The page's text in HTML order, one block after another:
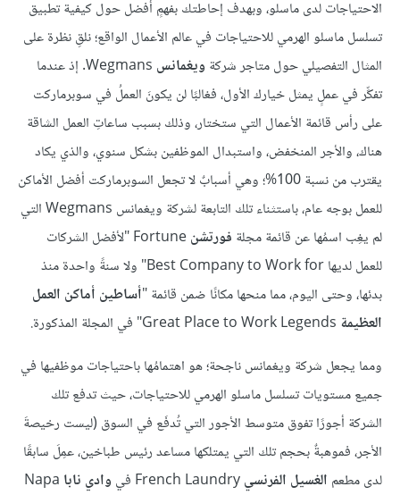
الاحتياجات لدى ماسلو، وبهدف إحاطتك بفهمٍ أفضل حول كيفية تطبيق
تسلسل ماسلو الهرمي للاحتياجات في عالم الأعمال الواقع؛ نلقِ نظرة على
المثال التفصيلي حول متاجر شركة ويغمانس
Wegmans. إذ عندما
تفكِّر في عملٍ يمثل خيارك الأول، فغالبًا لن يكونَ العملُ في سوبرماركت
على رأس قائمة الأعمال التي ستختار، وذلك بسبب ساعاتِ العمل الشاقة
هناك، والأجر المنخفض، واستبدال الموظفين بشكل سنوي، والذي يكاد
يقترب من نسبة 100%؛ وهي أسبابٌ لا تجعل السوبرماركت أفضل الأماكن
للعمل بوجه عام، باستثناء تلك التابعة لشركة ويغمانس Wegmans التي
لم يغِب اسمُها عن قائمة مجلة فورتشن
Fortune "لأفضل الشركات
للعمل لديها Best Company to Work for" ولا سنةً واحدة منذ
بدئها، وحتى اليوم، مما منحها مكانًا ضمن قائمة "أساطين أماكن العمل
العظيمة
ومما يجعل شركة ويغمانس ناجحة؛ هو اهتمامُها باحتياجات موظفيها في
جميع مستويات تسلسل ماسلو الهرمي للاحتياجات، حيث تدفع تلك
الشركة أجورًا تفوق متوسط الأجور التي تُدفَع في السوق (ليست رخيصةَ
الأجر، فموهبةٌ بحجم تلك التي يمتلكها مساعد رئيس طباخين، عمِلَ سابقًا
لدى مطعم الغسيل الفرنسي وادي نابا Napa